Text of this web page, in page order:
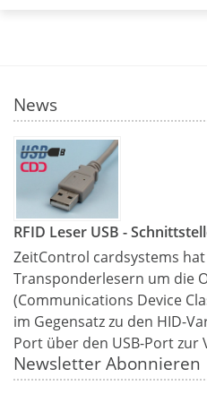
News
RFID Leser USB -
ZeitControl cardsystems
Transponderlesern um die
(Communications Device
im Gegensatz zu den HID-
Port über den USB-Port zur
Newsletter Abonnieren